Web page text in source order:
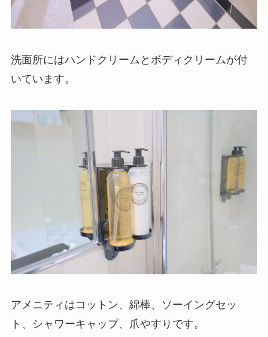
洗面所にはハンドクリームとボディクリームが付
いています。
アメニティはコットン、綿棒、ソーイングセッ
ト、シャワーキャップ、爪やすりです。